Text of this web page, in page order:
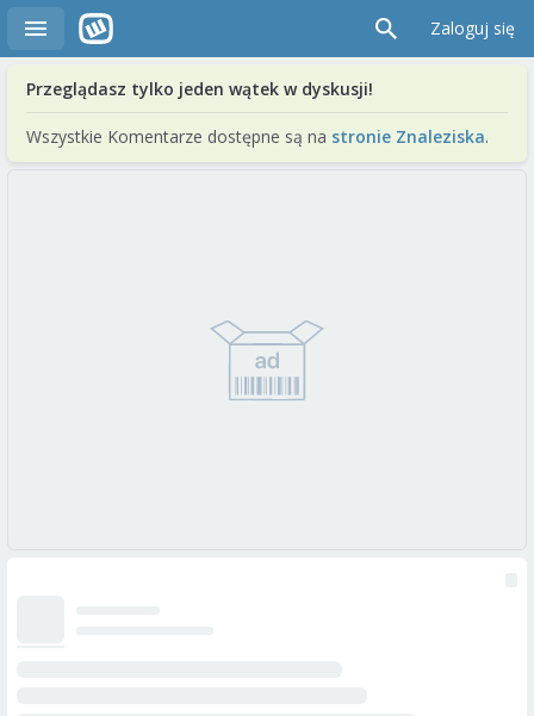
Zaloguj się
Przeglądasz tylko jeden wątek w dyskusji!
Wszystkie Komentarze dostępne są na stronie Znaleziska.